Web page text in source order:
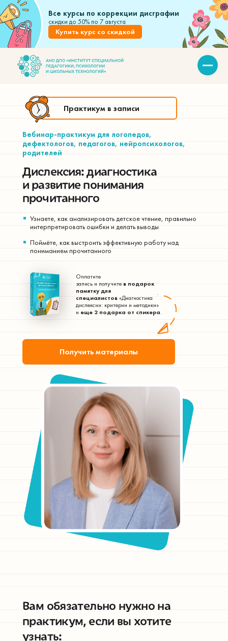
Все курсы по коррекции дисграфии
скидки до 50% по 7 августа
Купить курс со скидкой
Практикум в записи
Вебинар-практикум для логопедов,
дефектологов, педагогов, нейропсихологов,
родителей
Дислексия: диагностика
и развитие понимания
прочитанного
Узнаете, как анализировать детское чтение, правильно
интерпретировать ошибки и делать выводы
Поймёте, как выстроить эффективную работу над
пониманием прочитанного
Оплатите
запись и получите в подарок
памятку для
специалистов«Диагностика
дислексии: критерии и методики»
и еще 2 подарка от спикера.
Получить материалы
Вам обязательно нужно на
практикум, если вы хотите
узнать: